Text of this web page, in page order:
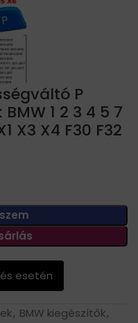
P
1 2 3 4 5 7
X3 X4 F30 F32
esetén
, BMW kiegészítők,